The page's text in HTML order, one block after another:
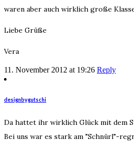
waren aber auch wirklich große
Liebe Grüße
Vera
11. November 2012 at 19:26 Reply
designbygutschi
Da hattet ihr wirklich Glück mit dem
Bei uns war es stark am "Schnürl"-